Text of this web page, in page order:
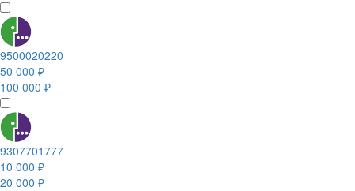
9500020220
50 000 ₽
100 000 ₽
9307701777
10 000 ₽
20 000 ₽